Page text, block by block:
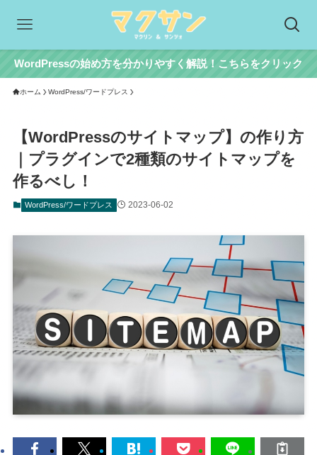
WordPressの始め方を分かりやすく解説！こちらをクリック
ホーム WordPress/ワードプレス
【WordPressのサイトマップ】の作り方
｜プラグインで2種類のサイトマップを
作るべし！
WordPress/ワードプレス 2023-06-02